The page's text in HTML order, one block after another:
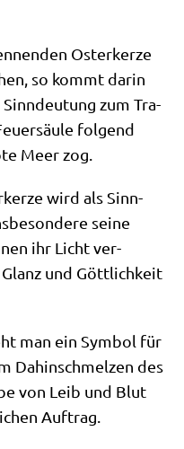
Oster­ker­ze
so kommt dar­in
zum Tra­
fol­gend
Meer zog.
wird als Sinn­
sei­ne
ihr Licht ver­
und Gött­lich­keit
man ein Sym­bol für
Dahin­schmel­zen des
von Leib und Blut
Auftrag.